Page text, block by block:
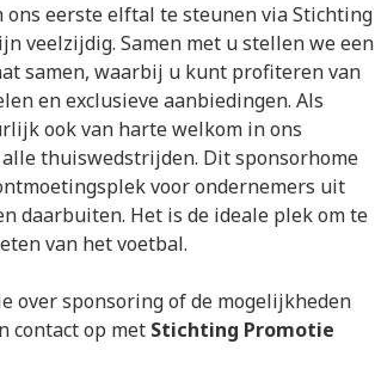
ons eerste elftal te steunen via Stichting
veelzijdig. Samen met u stellen we een
samen, waarbij u kunt profiteren van
en exclusieve aanbiedingen. Als
ook van harte welkom in ons
thuiswedstrijden. Dit sponsorhome
voor ondernemers uit
daarbuiten. Het is de ideale plek om te
van het voetbal.
over sponsoring of de mogelijkheden
contact op met Stichting Promotie